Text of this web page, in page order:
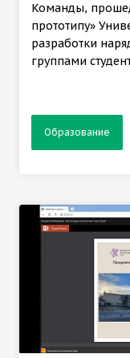
Команды,
прототипу»
разработки
группами
Образование